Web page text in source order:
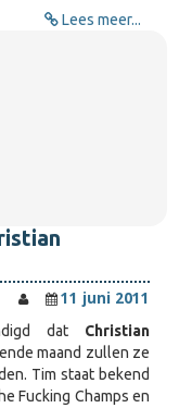
Lees meer...
11 juni 2011
dat Christian
maand zullen ze
Tim staat bekend
Fucking Champs en